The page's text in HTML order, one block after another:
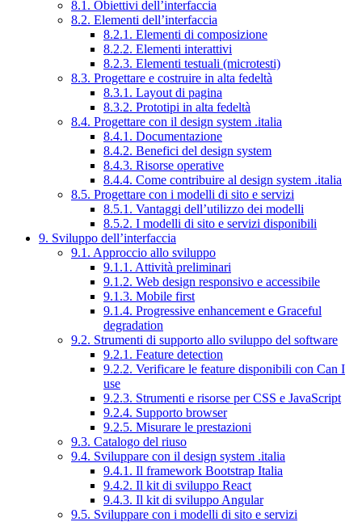
8.1. Obiettivi dell’interfaccia
8.2. Elementi dell’interfaccia
8.2.1. Elementi di composizione
8.2.2. Elementi interattivi
8.2.3. Elementi testuali (microtesti)
8.3. Progettare e costruire in alta fedeltà
8.3.1. Layout di pagina
8.3.2. Prototipi in alta fedeltà
8.4. Progettare con il design system .italia
8.4.1. Documentazione
8.4.2. Benefici del design system
8.4.3. Risorse operative
8.4.4. Come contribuire al design system .italia
8.5. Progettare con i modelli di sito e servizi
8.5.1. Vantaggi dell’utilizzo dei modelli
8.5.2. I modelli di sito e servizi disponibili
9. Sviluppo dell’interfaccia
9.1. Approccio allo sviluppo
9.1.1. Attività preliminari
9.1.2. Web design responsivo e accessibile
9.1.3. Mobile first
9.1.4. Progressive enhancement e Graceful
degradation
9.2. Strumenti di supporto allo sviluppo del software
9.2.1. Feature detection
9.2.2. Verificare le feature disponibili con Can I
use
9.2.3. Strumenti e risorse per CSS e JavaScript
9.2.4. Supporto browser
9.2.5. Misurare le prestazioni
9.3. Catalogo del riuso
9.4. Sviluppare con il design system .italia
9.4.1. Il framework Bootstrap Italia
9.4.2. Il kit di sviluppo React
9.4.3. Il kit di sviluppo Angular
9.5. Sviluppare con i modelli di sito e servizi